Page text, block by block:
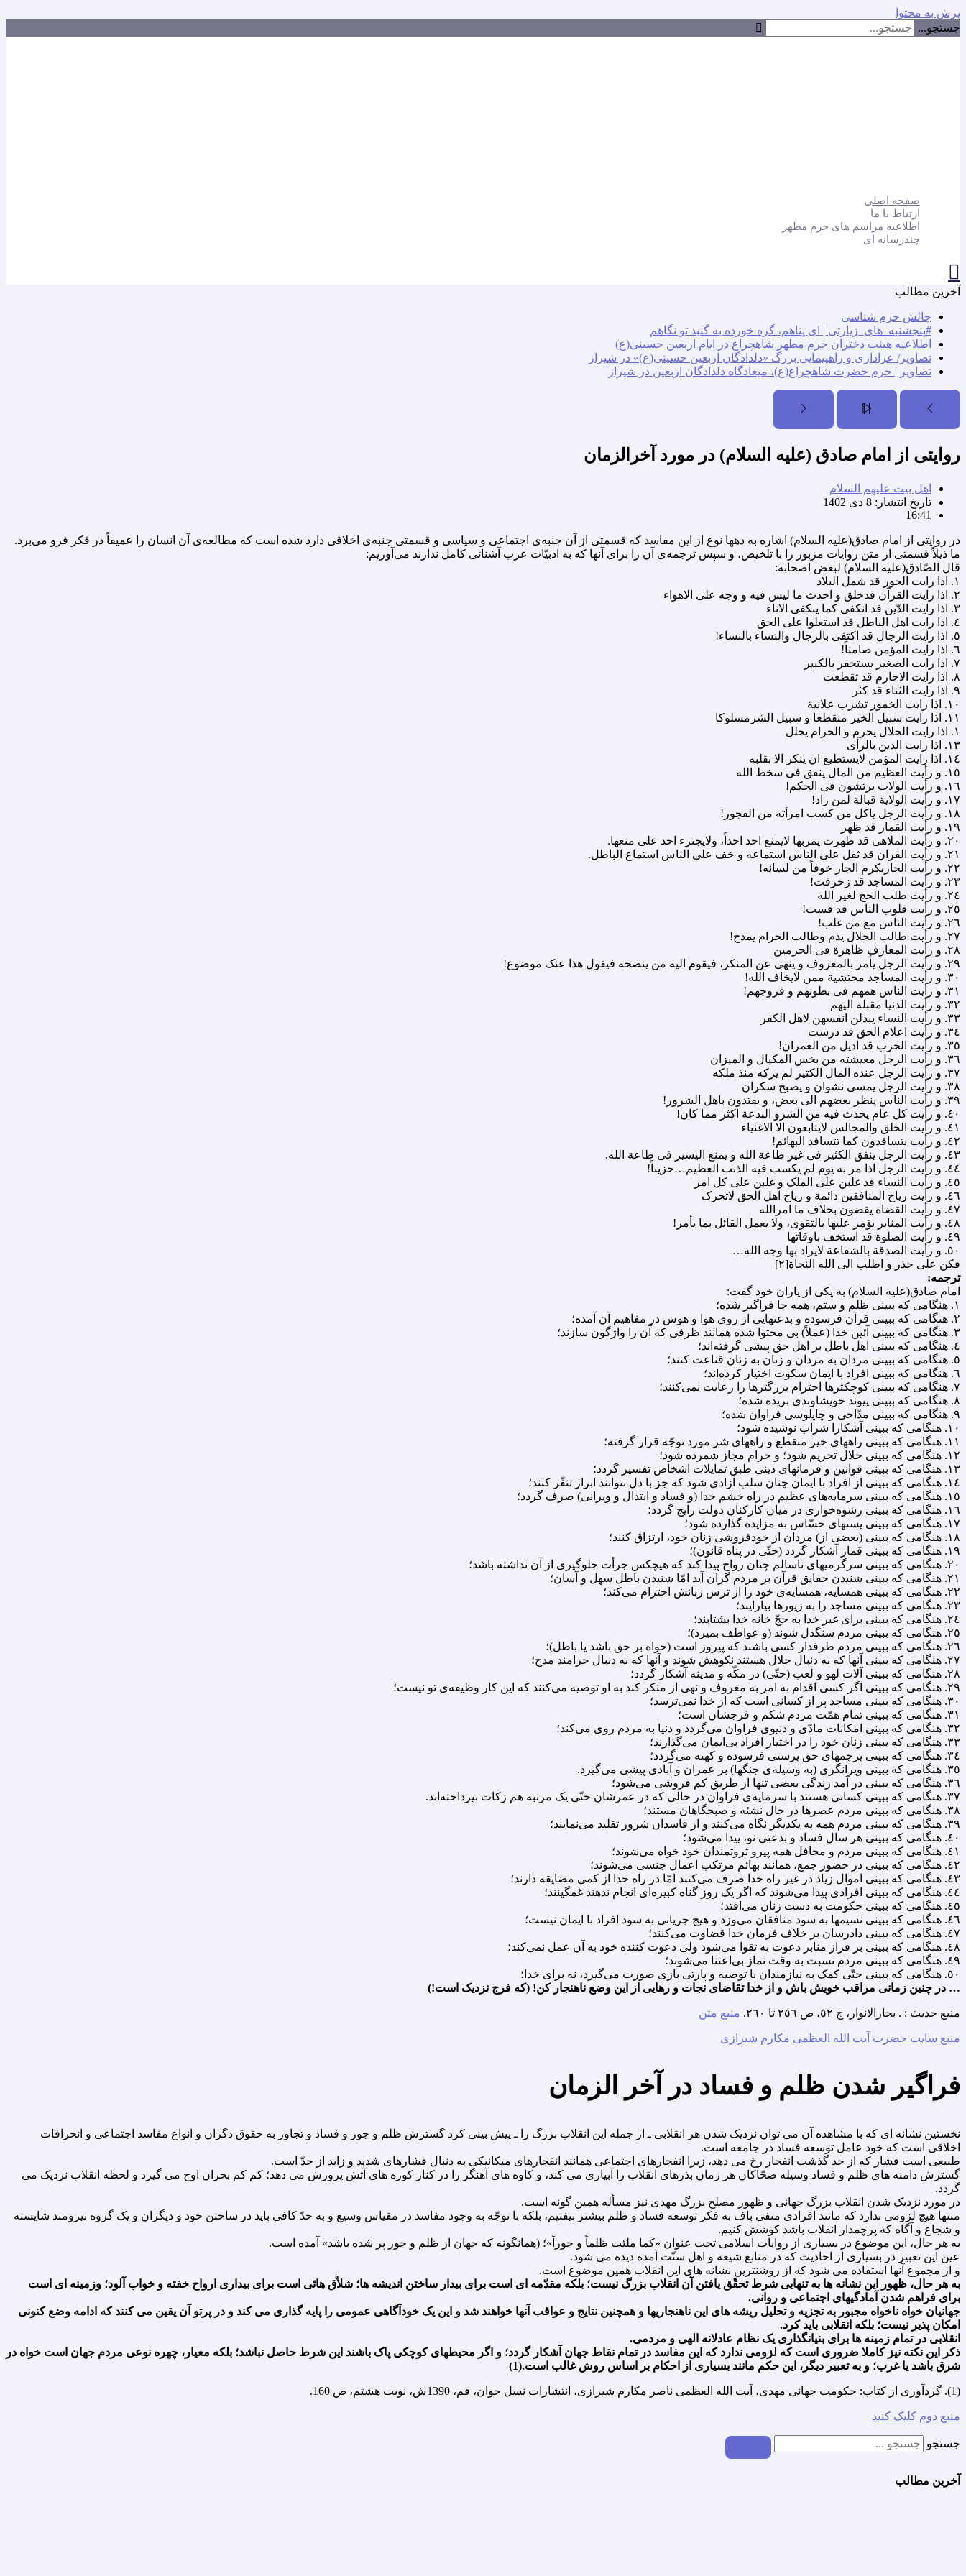
پرش به محتوا
جستجو...
صفحه اصلی
ارتباط با ما
اطلاعیه مراسم های حرم مطهر
چندرسانه ای
آخرین مطالب
چالش حرم شناسی
#پنجشنبه_های_زیارتی | ای پناهم، گره خورده به گنبد تو نگاهم
اطلاعیه هیئت دختران حرم مطهر شاهچراغ در ایام اربعین حسینی(ع)
تصاویر/ عزاداری و راهپیمایی بزرگ «دلدادگان اربعین حسینی(ع)» در شیراز
تصاویر | حرم حضرت شاهچراغ(ع)، میعادگاه دلدادگان اربعین در شیراز
روایتی از امام صادق (علیه السلام) در مورد آخرالزمان
اهل بیت علیهم السلام
تاریخ انتشار: 8 دی 1402
16:41
در روایتى از امام صادق(علیه السلام) اشاره به دهها نوع از این مفاسد که قسمتى از آن جنبه‌ی اجتماعى و سیاسى و قسمتى جنبه‌ی اخلاقى دارد شده است که مطالعه‌ی آن انسان را عمیقاً در فکر فرو مى‌برد.
ما ذیلاً قسمتى از متن روایات مزبور را با تلخیص، و سپس ترجمه‌ی آن را براى آنها که به ادبیّات عرب آشنائى کامل ندارند مى‌آوریم:
قال الصّادق(علیه السلام) لبعض اصحابه:
١. اذا رایت الجور قد شمل البلاد
٢. اذا رایت القرآن قدخلق و احدث ما لیس فیه و وجه على الاهواء
٣. اذا رایت الدّین قد انکفى کما ینکفى الاناء
٤. اذا رایت اهل الباطل قد استعلوا على الحق
٥. اذا رایت الرجال قد اکتفى بالرجال والنساء بالنساء!
٦. اذا رایت المؤمن صامتاً!
٧. اذا رایت الصغیر یستحقر بالکبیر
٨. اذا رایت الاحارم قد تقطعت
٩. اذا رایت الثناء قد کثر
١٠. اذا رایت الخمور تشرب علانیة
١١. اذا رایت سبیل الخیر منقطعا و سبیل الشرمسلوکا
١. اذا رایت الحلال یحرم و الحرام یحلل
١٣. اذا رایت الدین بالرأى
١٤. اذا رایت المؤمن لایستطیع ان ینکر الا بقلبه
١٥. و رأیت العظیم من المال ینفق فى سخط الله
١٦. و رأیت الولات یرتشون فى الحکم!
١٧. و رأیت الولایة قبالة لمن زاد!
١٨. و رأیت الرجل یاکل من کسب امرأته من الفجور!
١٩. و رأیت القمار قد ظهر
٢٠. و رأیت الملاهى قد ظهرت یمربها لایمنع احد احداً، ولایجترء احد على منعها.
٢١. و رأیت القران قد ثقل على الناس استماعه و خف على الناس استماع الباطل.
٢٢. و رأیت الجاریکرم الجار خوفاً من لسانه!
٢٣. و رأیت المساجد قد زخرفت!
٢٤. و رأیت طلب الحج لغیر الله
٢٥. و رأیت قلوب الناس قد قست!
٢٦. و رأیت الناس مع من غلب!
٢٧. و رأیت طالب الحلال یذم وطالب الحرام یمدح!
٢٨. و رأیت المعازف ظاهرة فى الحرمین
٢٩. و رأیت الرجل یأمر بالمعروف و ینهى عن المنکر، فیقوم الیه من ینصحه فیقول هذا عنک موضوع!
٣٠. و رأیت المساجد محتشیة ممن لایخاف الله!
٣١. و رأیت الناس همهم فى بطونهم و فروجهم!
٣٢. و رأیت الدنیا مقبلة الیهم
٣٣. و رأیت النساء یبذلن انفسهن لاهل الکفر
٣٤. و رأیت اعلام الحق قد درست
٣٥. و رأیت الحرب قد ادیل من العمران!
٣٦. و رأیت الرجل معیشته من بخس المکیال و المیزان
٣٧. و رأیت الرجل عنده المال الکثیر لم یزکه منذ ملکه
٣٨. و رأیت الرجل یمسى نشوان و یصبح سکران
٣٩. و رأیت الناس ینظر بعضهم الى بعض، و یقتدون باهل الشرور!
٤٠. و رأیت کل عام یحدث فیه من الشرو البدعة اکثر مما کان!
٤١. و رأیت الخلق والمجالس لایتابعون الا الاغنیاء
٤٢. و رأیت یتسافدون کما تتسافد البهائم!
٤٣. و رأیت الرجل ینفق الکثیر فى غیر طاعة الله و یمنع الیسیر فى طاعة الله.
٤٤. و رأیت الرجل اذا مر به یوم لم یکسب فیه الذنب العظیم…حزیناً!
٤٥. و رأیت النساء قد غلبن على الملک و غلبن على کل امر
٤٦. و رأیت ریاح المنافقین دائمة و ریاح اهل الحق لاتحرک
٤٧. و رأیت القضاة یقضون بخلاف ما امرالله
٤٨. و رأیت المنابر یؤمر علیها بالتقوى، ولا یعمل القائل بما یأمر!
٤٩. و رأیت الصلوة قد استخف باوقاتها
٥٠. و رأیت الصدقة بالشفاعة لایراد بها وجه الله…
فکن على حذر و اطلب الى الله النجاة[٢]
ترجمه:
امام صادق(علیه السلام) به یکى از یاران خود گفت:
١. هنگامى که ببینى ظلم و ستم، همه جا فراگیر شده؛
٢. هنگامى که ببینى قرآن فرسوده و بدعتهایى از روى هوا و هوس در مفاهیم آن آمده؛
٣. هنگامى که ببینى آئین خدا (عملاً) بى محتوا شده همانند ظرفى که آن را واژگون سازند؛
٤. هنگامى که ببینى اهل باطل بر اهل حق پیشى گرفته‌اند؛
٥. هنگامى که ببینى مردان به مردان و زنان به زنان قناعت کنند؛
٦. هنگامى که ببینى افراد با ایمان سکوت اختیار کرده‌اند؛
٧. هنگامى که ببینى کوچکترها احترام بزرگترها را رعایت نمى‌کنند؛
٨. هنگامى که ببینى پیوند خویشاوندى بریده شده؛
٩. هنگامى که ببینى مدّاحى و چاپلوسى فراوان شده؛
١٠. هنگامى که ببینى آشکارا شراب نوشیده شود؛
١١. هنگامى که ببینى راههاى خیر منقطع و راههاى شر مورد توجّه قرار گرفته؛
١٢. هنگامى که ببینى حلال تحریم شود؛ و حرام مجاز شمرده شود؛
١٣. هنگامى که ببینى قوانین و فرمانهاى دینى طبق تمایلات اشخاص تفسیر گردد؛
١٤. هنگامى که ببینى از افراد با ایمان چنان سلب آزادى شود که جز با دل نتوانند ابراز تنفّر کنند؛
١٥. هنگامى که ببینى سرمایه‌هاى عظیم در راه خشم خدا (و فساد و ابتذال و ویرانى) صرف گردد؛
١٦. هنگامى که ببینى رشوه‌خوارى در میان کارکنان دولت رایج گردد؛
١٧. هنگامى که ببینى پستهاى حسّاس به مزایده گذارده شود؛
١٨. هنگامى که ببینى (بعضى از) مردان از خودفروشى زنان خود، ارتزاق کنند؛
١٩. هنگامى که ببینى قمار آشکار گردد (حتّى در پناه قانون)؛
٢٠. هنگامى که ببینى سرگرمیهاى ناسالم چنان رواج پیدا کند که هیچکس جرأت جلوگیرى از آن نداشته باشد؛
٢١. هنگامى که ببینى شنیدن حقایق قرآن بر مردم گران آید امّا شنیدن باطل سهل و آسان؛
٢٢. هنگامى که ببینى همسایه، همسایه‌ی خود را از ترس زبانش احترام مى‌کند؛
٢٣. هنگامى که ببینى مساجد را به زیورها بیارایند؛
٢٤. هنگامى که ببینى براى غیر خدا به حجّ خانه خدا بشتابند؛
٢٥. هنگامى که ببینى مردم سنگدل شوند (و عواطف بمیرد)؛
٢٦. هنگامى که ببینى مردم طرفدار کسى باشند که پیروز است (خواه بر حق باشد یا باطل)؛
٢٧. هنگامى که ببینى آنها که به دنبال حلال هستند نکوهش شوند و آنها که به دنبال حرامند مدح؛
٢٨. هنگامى که ببینى آلات لهو و لعب (حتّى) در مکّه و مدینه آشکار گردد؛
٢٩. هنگامى که ببینى اگر کسى اقدام به امر به معروف و نهى از منکر کند به او توصیه مى‌کنند که این کار وظیفه‌ی تو نیست؛
٣٠. هنگامى که ببینى مساجد پر از کسانى است که از خدا نمى‌ترسد؛
٣١. هنگامى که ببینى تمام همّت مردم شکم و فرجشان است؛
٣٢. هنگامى که ببینى امکانات مادّى و دنیوى فراوان مى‌گردد و دنیا به مردم روى مى‌کند؛
٣٣. هنگامى که ببینى زنان خود را در اختیار افراد بى‌ایمان مى‌گذارند؛
٣٤. هنگامى که ببینى پرچمهاى حق پرستى فرسوده و کهنه مى‌گردد؛
٣٥. هنگامى که ببینى ویرانگرى (به وسیله‌ی جنگها) بر عمران و آبادى پیشى مى‌گیرد.
٣٦. هنگامى که ببینى در آمد زندگى بعضى تنها از طریق کم فروشى مى‌شود؛
٣٧. هنگامى که ببینى کسانى هستند با سرمایه‌ی فراوان در حالى که در عمرشان حتّى یک مرتبه هم زکات نپرداخته‌اند.
٣٨. هنگامى که ببینى مردم عصرها در حال نشئه و صبحگاهان مستند؛
٣٩. هنگامى که ببینى مردم همه به یکدیگر نگاه مى‌کنند و از فاسدان شرور تقلید مى‌نمایند؛
٤٠. هنگامى که ببینى هر سال فساد و بدعتى نو، پیدا مى‌شود؛
٤١. هنگامى که ببینى مردم و محافل همه پیرو ثروتمندان خود خواه مى‌شوند؛
٤٢. هنگامى که ببینى در حضور جمع، همانند بهائم مرتکب اعمال جنسى مى‌شوند؛
٤٣. هنگامى که ببینى اموال زیاد در غیر راه خدا صرف مى‌کنند امّا در راه خدا از کمى مضایقه دارند؛
٤٤. هنگامى که ببینى افرادى پیدا مى‌شوند که اگر یک روز گناه کبیره‌اى انجام ندهند غمگینند؛
٤٥. هنگامى که ببینى حکومت به دست زنان مى‌افتد؛
٤٦. هنگامى که ببینى نسیمها به سود منافقان می‌وزد و هیچ جریانى به سود افراد با ایمان نیست؛
٤٧. هنگامى که ببینى دادرسان بر خلاف فرمان خدا قضاوت مى‌کنند؛
٤٨. هنگامى که ببینى بر فراز منابر دعوت به تقوا مى‌شود ولى دعوت کننده خود به آن عمل نمى‌کند؛
٤٩. هنگامى که ببینى مردم نسبت به وقت نماز بى‌اعتنا مى‌شوند؛
٥٠. هنگامى که ببینى حتّى کمک به نیازمندان با توصیه و پارتى بازى صورت مى‌گیرد، نه براى خدا؛
… در چنین زمانى مراقب خویش باش و از خدا تقاضاى نجات و رهایى از این وضع ناهنجار کن! (که فرج نزدیک است!)
منبع حدیث : . بحارالانوار، ج ٥٢، ص ٢٥٦ تا ٢٦٠. منبع متن
منبع سایت حضرت آیت الله العظمی مکارم شیرازی
فراگیر شدن ظلم و فساد در آخر الزمان
نخستین نشانه اى که با مشاهده آن مى توان نزدیک شدن هر انقلابى ـ از جمله این انقلاب بزرگ را ـ پیش بینى کرد گسترش ظلم و جور و فساد و تجاوز به حقوق دگران و انواع مفاسد اجتماعى و انحرافات
اخلاقى است که خود عامل توسعه فساد در جامعه است.
طبیعى است فشار که از حد گذشت انفجار رخ مى دهد، زیرا انفجارهاى اجتماعى همانند انفجارهاى میکانیکى به دنبال فشارهاى شدید و زاید از حدّ است.
گسترش دامنه هاى ظلم و فساد وسیله ضحّاکان هر زمان بذرهاى انقلاب را آبیارى مى کند، و کاوه هاى آهنگر را در کنار کوره هاى آتش پرورش مى دهد؛ کم کم بحران اوج مى گیرد و لحظه انقلاب نزدیک مى
گردد.
در مورد نزدیک شدن انقلاب بزرگ جهانى و ظهور مصلح بزرگ مهدى نیز مسأله همین گونه است.
منتها هیچ لزومى ندارد که مانند افرادى منفى باف به فکر توسعه فساد و ظلم بیشتر بیفتیم، بلکه با توجّه به وجود مفاسد در مقیاس وسیع و به حدّ کافى باید در ساختن خود و دیگران و یک گروه نیرومند شایسته
و شجاع و آگاه که پرچمدار انقلاب باشد کوشش کنیم.
به هر حال، این موضوع در بسیارى از روایات اسلامى تحت عنوان «کما ملئت ظلماً و جوراً»؛ (همانگونه که جهان از ظلم و جور پر شده باشد» آمده است.
عین این تعبیر در بسیارى از احادیث که در منابع شیعه و اهل سنّت آمده دیده مى شود.
و از مجموع آنها استفاده مى شود که از روشنترین نشانه هاى این انقلاب همین موضوع است.
به هر حال، ظهور این نشانه ها به تنهایى شرط تحقّق یافتن آن انقلاب بزرگ نیست؛ بلکه مقدّمه اى است براى بیدار ساختن اندیشه ها؛ شلاّق هائى است براى بیدارى ارواح خفته و خواب آلود؛ وزمینه اى است
براى فراهم شدن آمادگیهاى اجتماعى و روانى.
جهانیان خواه ناخواه مجبور به تجزیه و تحلیل ریشه هاى این ناهنجاریها و همچنین نتایج و عواقب آنها خواهند شد و این یک خودآگاهى عمومى را پایه گذارى مى کند و در پرتو آن یقین مى کنند که ادامه وضع کنونى
امکان پذیر نیست؛ بلکه انقلابى باید کرد.
انقلابى در تمام زمینه ها براى بنیانگذارى یک نظام عادلانه الهى و مردمى.
ذکر این نکته نیز کاملا ضرورى است که لزومى ندارد که این مفاسد در تمام نقاط جهان آشکار گردد؛ و اگر محیطهاى کوچکى پاک باشند این شرط حاصل نباشد؛ بلکه معیار، چهره نوعى مردم جهان است خواه در
شرق باشد یا غرب؛ و به تعبیر دیگر، این حکم مانند بسیارى از احکام بر اساس روش غالب است.(1)
(1). گردآوری از کتاب: حکومت جهانی مهدی، آيت الله العظمى ناصر مكارم شيرازى، انتشارات نسل جوان‏، قم، 1390ش، نوبت هشتم، ص 160.
منبع دوم کلیک کنید
جستجو
آخرین مطالب